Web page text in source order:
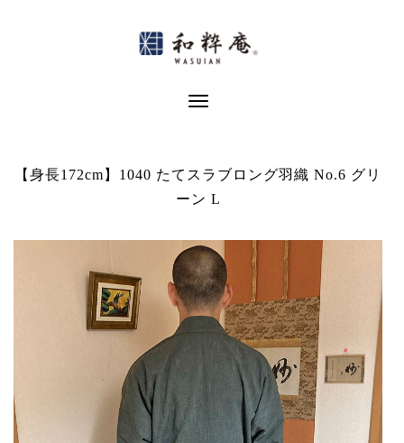
Toggle Navigation
【身長172cm】1040 たてスラブロング羽織 No.6 グリ
ーン L